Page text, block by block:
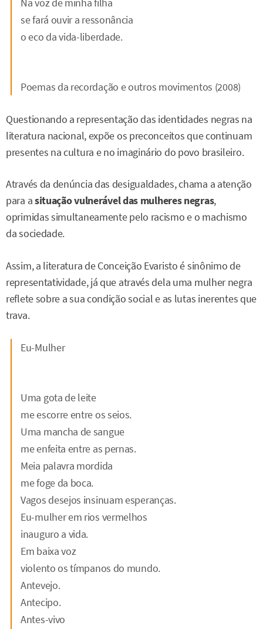
se fará ouvir a ressonância
o eco da vida-liberdade.
Poemas da recordação e outros movimentos (2008)
Questionando a representação das identidades negras na
literatura nacional, expõe os preconceitos que continuam
presentes na cultura e no imaginário do povo brasileiro.
Através da denúncia das desigualdades, chama a atenção
para asituação vulnerável das mulheres negras,
oprimidas simultaneamente pelo racismo e o machismo
da sociedade.
Assim, a literatura de Conceição Evaristo é sinônimo de
representatividade, já que através dela uma mulher negra
reflete sobre a sua condição social e as lutas inerentes que
trava.
Eu-Mulher
Uma gota de leite
me escorre entre os seios.
Uma mancha de sangue
me enfeita entre as pernas.
Meia palavra mordida
me foge da boca.
Vagos desejos insinuam esperanças.
Eu-mulher em rios vermelhos
inauguro a vida.
Em baixa voz
violento os tímpanos do mundo.
Antevejo.
Antecipo.
Antes-vivo